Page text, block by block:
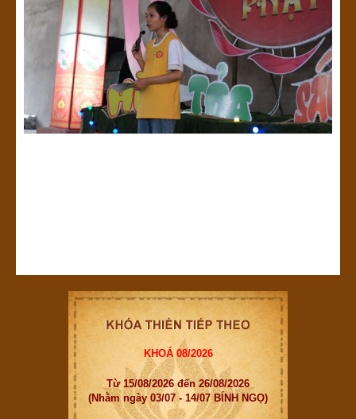
KHOÁ 08/2026
Từ 15/08/2026 đến 26/08/2026
(Nhằm ngày 03/07 - 14/07 BÍNH NGỌ)